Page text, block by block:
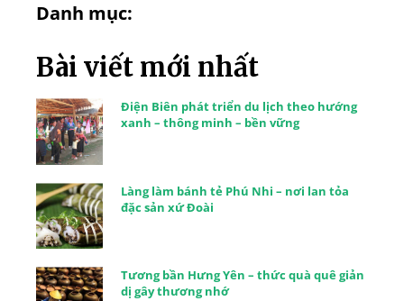
Danh mục:
Bài viết mới nhất
Điện Biên phát triển du lịch theo hướng
xanh – thông minh – bền vững
Làng làm bánh tẻ Phú Nhi – nơi lan tỏa
đặc sản xứ Đoài
Tương bần Hưng Yên – thức quà quê giản
dị gây thương nhớ